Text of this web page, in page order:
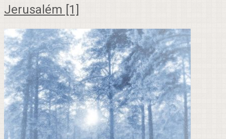
Jerusalém [1]